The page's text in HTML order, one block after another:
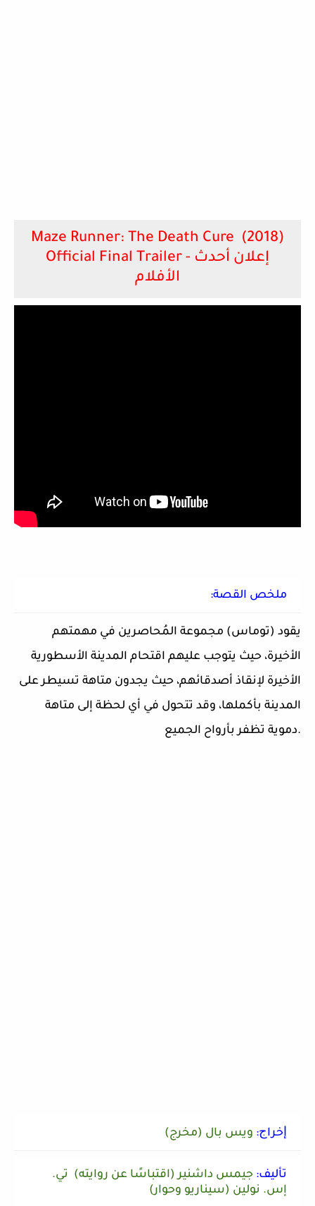
Maze Runner: The Death Cure (2018)
Official Final Trailer - إعلان أحدث
الأفلام
ملخص القصة:
يقود (توماس) مجموعة المُحاصرين في مهمتهم
الأخيرة، حيث يتوجب عليهم اقتحام المدينة الأسطورية
الأخيرة لإنقاذ أصدقائهم، حيث يجدون متاهة تسيطر على
المدينة بأكملها، وقد تتحول في أي لحظة إلى متاهة
دموية تظفر بأرواح الجميع.
ﺇﺧﺮاﺝ: ويس بال (مخرج)
ﺗﺄﻟﻴﻒ: جيمس داشنير (اقتباسًا عن روايته) تي.
إس. نولين (سيناريو وحوار)